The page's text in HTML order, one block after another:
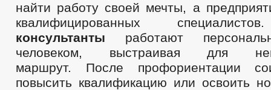
найти работу своей мечты, а
квалифицированных
консультанты работают
человеком, выстраивая для
маршрут. После профориентации
повысить квалификацию или освоить